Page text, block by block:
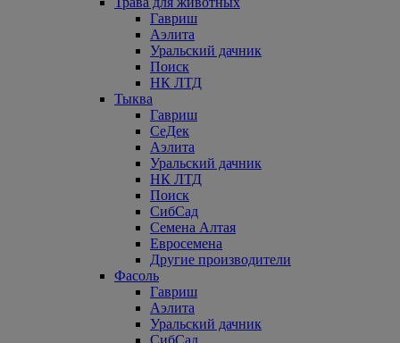
Гавриш
Аэлита
Уральский дачник
Поиск
НК ЛТД
Тыква
Гавриш
СеДек
Аэлита
Уральский дачник
НК ЛТД
Поиск
СибСад
Семена Алтая
Евросемена
Другие производители
Фасоль
Гавриш
Аэлита
Уральский дачник
СибСад